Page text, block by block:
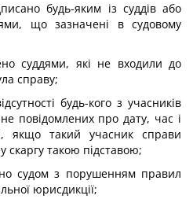
будь-яким із суддів або
що зазначені в судовому
суддями, які не входили до
справу;
будь-кого з учасників
повідомлених про дату, час і
якщо такий учасник справи
скаргу такою підставою;
судом з порушенням правил
юрисдикції;